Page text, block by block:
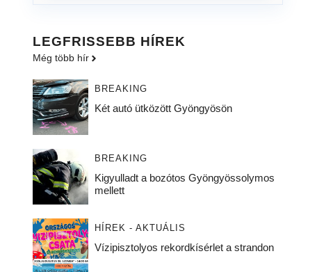
LEGFRISSEBB HÍREK
Még több hír
BREAKING
Két autó ütközött Gyöngyösön
BREAKING
Kigyulladt a bozótos Gyöngyössolymos
mellett
HÍREK - AKTUÁLIS
Vízipisztolyos rekordkísérlet a strandon